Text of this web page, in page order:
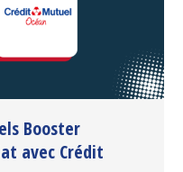
Booster
avec Crédit